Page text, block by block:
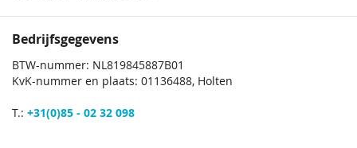
Bedrijfsgegevens
BTW-nummer: NL819845887B01
KvK-nummer en plaats: 01136488, Holten
T.: +31(0)85 - 02 32 098